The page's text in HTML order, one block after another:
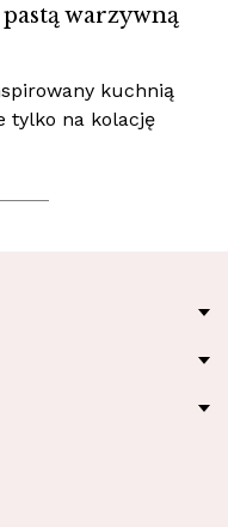
warzywną
kuchnią
tylko na kolację